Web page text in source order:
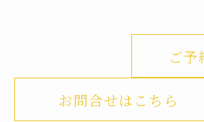
ご予
お問合せはこちら